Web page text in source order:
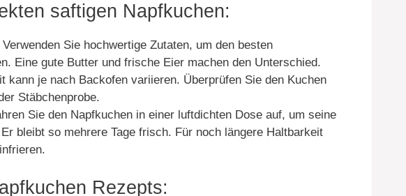
saftigen Napfkuchen:
Verwenden Sie hochwertige Zutaten, um den besten
Eine gute Butter und frische Eier machen den Unterschied.
kann je nach Backofen variieren. Überprüfen Sie den Kuchen
Stäbchenprobe.
Sie den Napfkuchen in einer luftdichten Dose auf, um seine
bleibt so mehrere Tage frisch. Für noch längere Haltbarkeit
Rezepts: